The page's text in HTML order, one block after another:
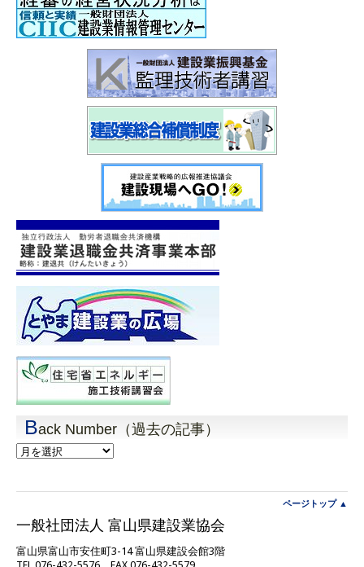
Back Number（過去の記事）
Back
Number（過
事）
ページトップ ▲
一般社団法人 富山県建設業協会
富山県富山市安住町3-14 富山県建設会館3階